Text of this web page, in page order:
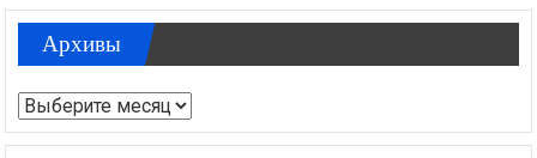
Архивы
Архивы